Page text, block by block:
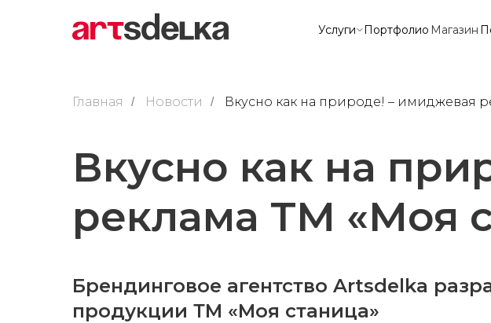
Услуги Портфолио Магазин
Главная / Новости / Вкусно как на природе! – имиджевая
Вкусно как на
реклама ТМ «Моя
Брендинговое агентство Artsdelka
продукции ТМ «Моя станица»